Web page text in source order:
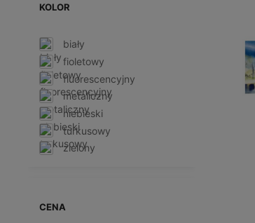
KOLOR
biały
fioletowy
fluorescencyjny
metaliczny
niebieski
turkusowy
zielony
CENA